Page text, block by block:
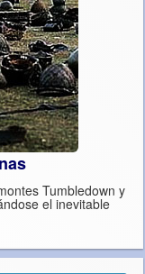
Tumbledown y
el inevitable